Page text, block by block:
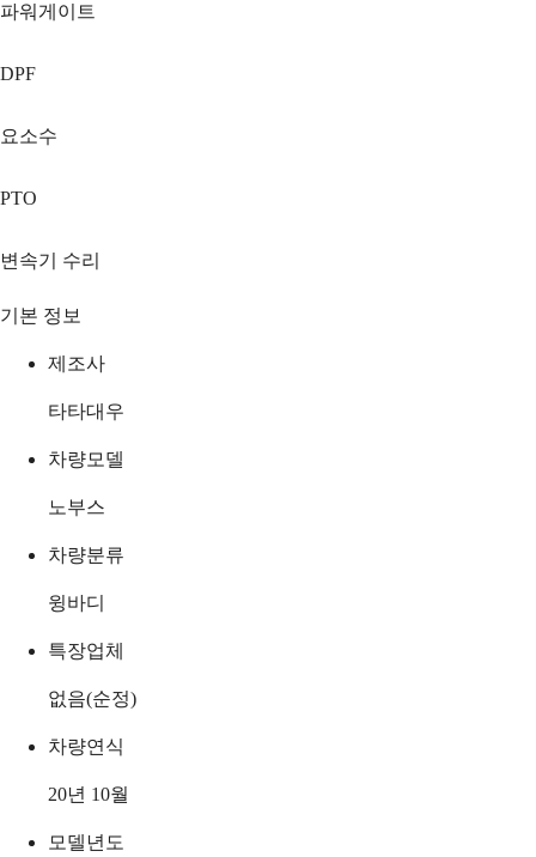
파워게이트
DPF
요소수
PTO
변속기 수리
기본 정보
제조사
타타대우
차량모델
노부스
차량분류
윙바디
특장업체
없음(순정)
차량연식
20년 10월
모델년도